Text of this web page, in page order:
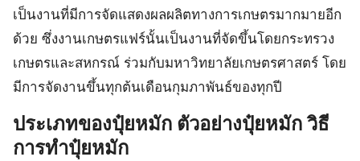
เป็นงานที่มีการจัดแสดงผลผลิตทางการเกษตรมากมายอีก
ด้วย ซึ่งงานเกษตรแฟร์นั้นเป็นงานที่จัดขึ้นโดยกระทรวง
เกษตรและสหกรณ์ ร่วมกับมหาวิทยาลัยเกษตรศาสตร์ โดย
มีการจัดงานขึ้นทุกต้นเดือนกุมภาพันธ์ของทุกปี
ประเภทของปุ๋ยหมัก ตัวอย่างปุ๋ยหมัก วิธี
การทำปุ๋ยหมัก